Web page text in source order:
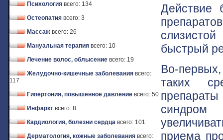
Психология всего: 134
Остеопатия всего: 3
Массаж всего: 26
Мануальная терапия всего: 10
Лечение волос, облысение всего: 19
Желудочно-кишечные заболевания всего:
117
Гипертония, повышенное давление всего: 50
Инфаркт всего: 8
Кардиология, болезни сердца всего: 101
Дерматология, кожные заболевания всего:
Действие
быстрый
Во-
таких
синдром
приема